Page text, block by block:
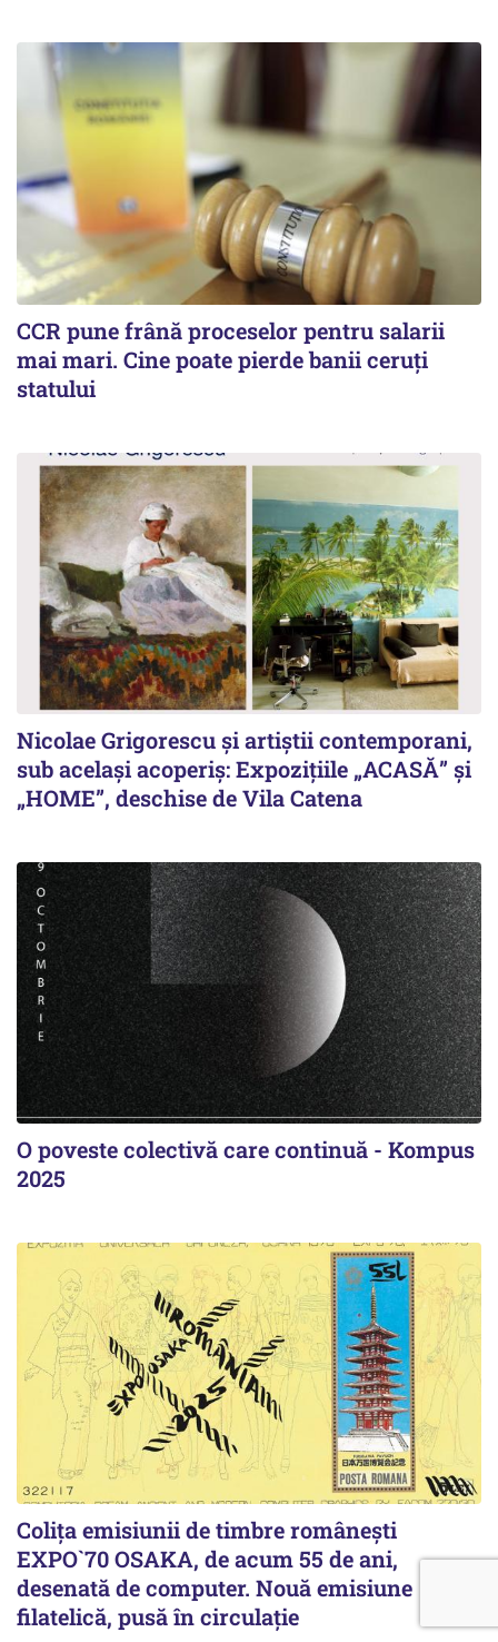
CCR pune frână proceselor pentru salarii
mai mari. Cine poate pierde banii ceruți
statului
Nicolae Grigorescu și artiștii contemporani,
sub același acoperiș: Expozițiile „ACASĂ” și
„HOME”, deschise de Vila Catena
O poveste colectivă care continuă - Kompus
2025
Colița emisiunii de timbre românești
EXPO`70 OSAKA, de acum 55 de ani,
desenată de computer. Nouă emisiune
filatelică, pusă în circulație